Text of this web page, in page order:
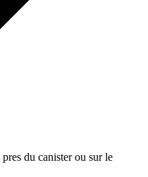
du canister ou sur le